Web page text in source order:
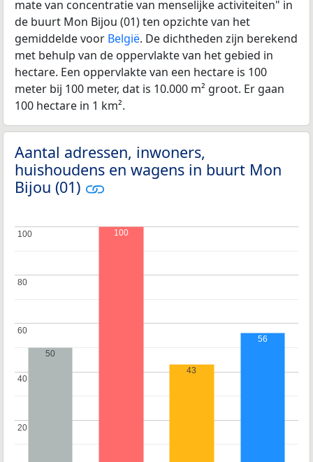
mate van concentratie van menselijke activiteiten" in
de buurt Mon Bijou (01) ten opzichte van het
gemiddelde voor België. De dichtheden zijn berekend
met behulp van de oppervlakte van het gebied in
hectare. Een oppervlakte van een hectare is 100
meter bij 100 meter, dat is 10.000 m² groot. Er gaan
100 hectare in 1 km².
Aantal adressen, inwoners,
huishoudens en wagens in buurt Mon
Bijou (01)
20
20
40
40
60
60
80
80
100
100
50
100
43
56